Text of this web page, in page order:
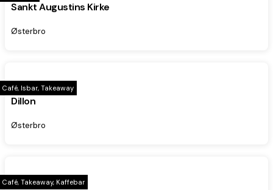
Sankt Augustins Kirke
Østerbro
Café, Isbar, Takeaway
Dillon
Østerbro
Café, Takeaway, Kaffebar